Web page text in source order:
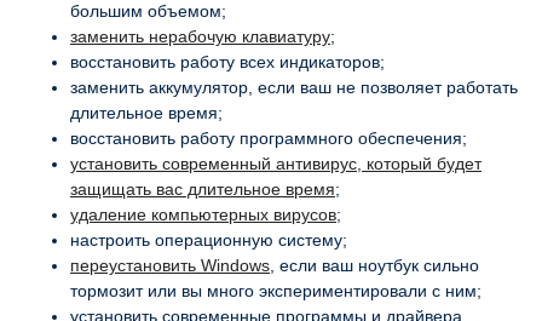
большим объемом;
заменить нерабочую клавиатуру;
восстановить работу всех индикаторов;
заменить аккумулятор, если ваш не позволяет работать
длительное время;
восстановить работу программного обеспечения;
установить современный антивирус, который будет
защищать вас длительное время;
удаление компьютерных вирусов;
настроить операционную систему;
переустановить Windows , если ваш ноутбук сильно
тормозит или вы много экспериментировали с ним;
установить современные программы и драйвера,